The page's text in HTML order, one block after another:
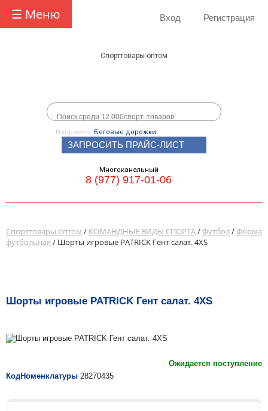
☰ Меню Вход Регистрация
Спорттовары оптом
Например, Беговые дорожки
ЗАПРОСИТЬ ПРАЙС-ЛИСТ
Многоканальный
8 (977) 917-01-06
Спорттовары оптом / КОМАНДНЫЕ ВИДЫ СПОРТА/Футбол/Форма
футбольная / Шорты игровые PATRICK Гент салат. 4XS
Шорты игровые PATRICK Гент салат. 4XS
Ожидается поступление
КодНоменклатуры 28270435